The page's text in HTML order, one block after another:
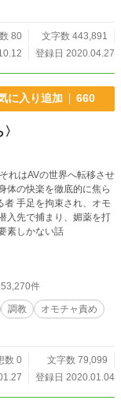
80
文字数 443,891
登録日 2020.04.27
に入り追加 660
オモ
そんなエロ要素しかない話
件
調教
オモチャ責め
数 0
文字数 79,099
登録日 2020.01.04